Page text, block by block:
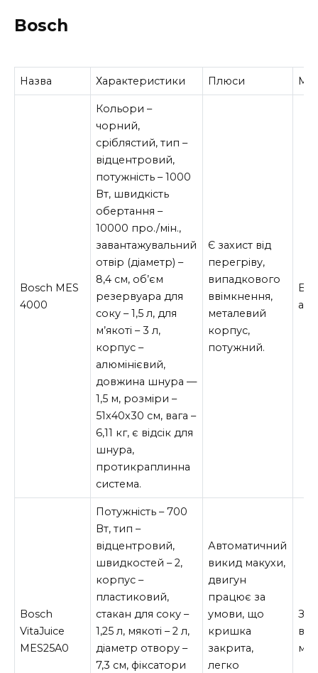
Bosch
Назва Характеристики Плюси
Bosch MES
4000
Кольори –
чорний,
сріблястий, тип –
відцентровий,
потужність – 1000
Вт, швидкість
обертання –
10000 про./мін.,
завантажувальний
отвір (діаметр) –
8,4 см, об’єм
резервуара для
соку – 1,5 л, для
м’якоті – 3 л,
корпус –
алюмінієвий,
довжина шнура —
1,5 м, розміри –
51х40х30 см, вага –
6,11 кг, є відсік для
шнура,
протикраплинна
система.
Є захист від
перегріву,
випадкового
ввімкнення,
металевий
корпус,
потужний.
Bosch
VitaJuice
MES25A0
Потужність – 700
Вт, тип –
відцентровий,
швидкостей – 2,
корпус –
пластиковий,
стакан для соку –
1,25 л, мякоті – 2 л,
діаметр отвору –
7,3 см, фіксатори
Автоматичний
викид макухи,
двигун
працює за
умови, що
кришка
закрита,
легко